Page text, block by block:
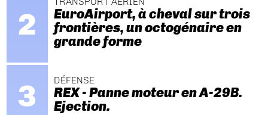
EuroAirport, à cheval sur trois
frontières, un octogénaire en
grande forme
DÉFENSE
REX - Panne moteur en A-29B.
Ejection.